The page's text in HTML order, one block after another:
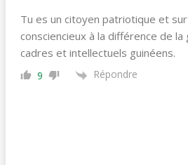
Tu es un citoyen patriotique et
consciencieux à la différence de
cadres et intellectuels guinéens.
9 Répondre